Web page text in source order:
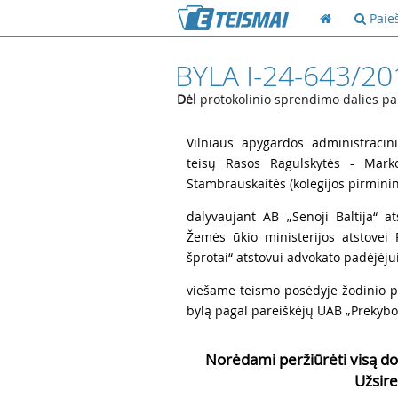
BYLA I-24-643/
Dėl protokolinio sprendimo dalies
Vilniaus apygardos
teisų Rasos Ragulskytės -
Stambrauskaitės (kolegijos
dalyvaujant AB „Senoji Baltija“
Žemės ūkio ministerijos atstovei
šprotai“ atstovui advokato padėjėjui
viešame teismo posėdyje žodinio
bylą pagal pareiškėjų UAB
Norėdami peržiūrėti visą